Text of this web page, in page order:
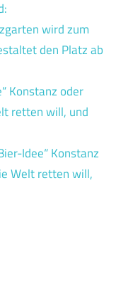
wird zum
den Platz ab
Konstanz oder
retten will, und
Idee“ Konstanz
Welt retten will,